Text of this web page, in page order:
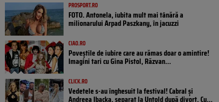
PROSPORT.RO
FOTO. Antonela, iubita mult mai tânără a
milionarului Arpad Paszkany, în jacuzzi
CIAO.RO
Poveştile de iubire care au rămas doar o amintire!
Imagini tari cu Gina Pistol, Răzvan...
CLICK.RO
Vedetele s-au înghesuit la festival! Cabral și
Andreea Ibacka, separat la Untold după divorț. Cu...